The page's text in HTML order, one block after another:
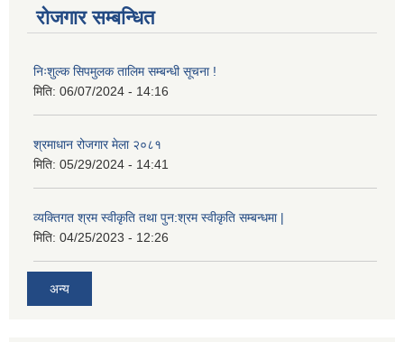
रोजगार सम्बन्धित
निःशुल्क सिपमुलक तालिम सम्बन्धी सूचना !
मिति: 06/07/2024 - 14:16
श्रमाधान रोजगार मेला २०८१
मिति: 05/29/2024 - 14:41
व्यक्तिगत श्रम स्वीकृति तथा पुन:श्रम स्वीकृति सम्बन्धमा |
मिति: 04/25/2023 - 12:26
अन्य